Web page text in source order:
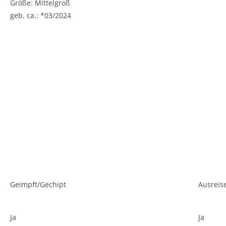
Größe: Mittelgroß
geb. ca.: *03/2024
Geimpft/Gechipt
Ja Ja